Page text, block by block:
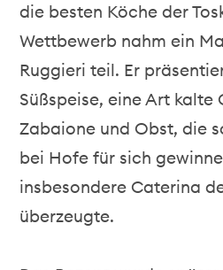
die besten Köche der
Wettbewerb nahm ein
Ruggieri teil. Er
Süßspeise, eine Art kalte
Zabaione und Obst, die
bei Hofe für sich
insbesondere Caterina
überzeugte.